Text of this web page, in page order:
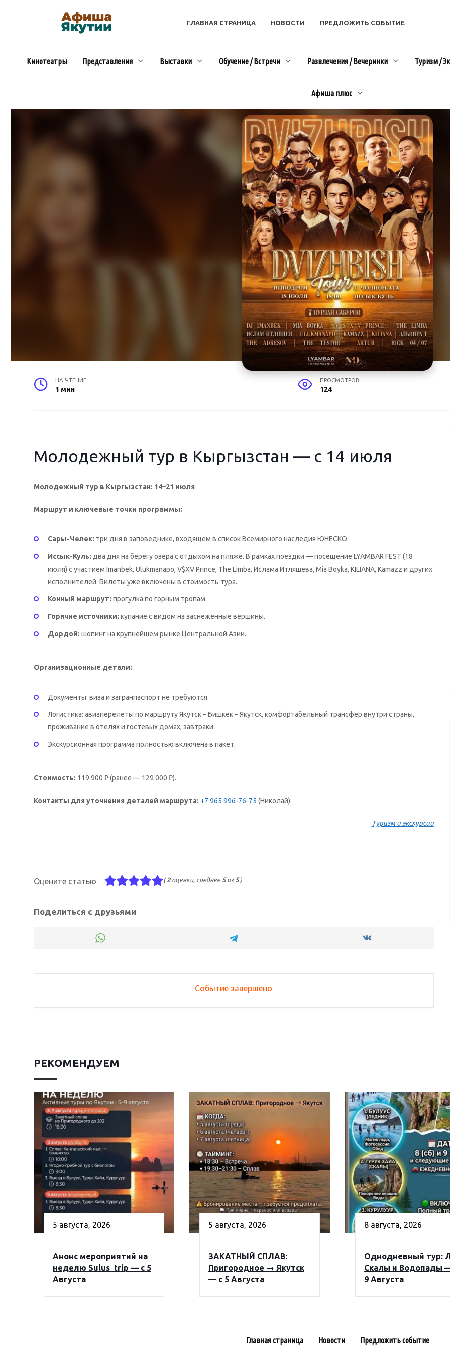
ГЛАВНАЯ СТРАНИЦА НОВОСТИ ПРЕДЛОЖИТЬ СОБЫТИЕ
Кинотеатры Представления Выставки Обучение / Встречи Развлечения / Вечеринки Туризм /
Афиша плюс
НА ЧТЕНИЕ
1 мин
ПРОСМОТРОВ
124
Молодежный тур в Кыргызстан — с 14 июля
Молодежный тур в Кыргызстан: 14–21 июля
Маршрут и ключевые точки программы:
Сары-Челек: три дня в заповеднике, входящем в список Всемирного наследия ЮНЕСКО.
Иссык-Куль: два дня на берегу озера с отдыхом на пляже. В рамках поездки — посещение LYAMBAR FEST (18
июля) с участием Imanbek, Ulukmanapo, V$XV Prince, The Limba, Ислама Итляшева, Mia Boyka, KILIANA, Kamazz и других
исполнителей. Билеты уже включены в стоимость тура.
Конный маршрут: прогулка по горным тропам.
Горячие источники: купание с видом на заснеженные вершины.
Дордой: шопинг на крупнейшем рынке Центральной Азии.
Организационные детали:
Документы: виза и загранпаспорт не требуются.
Логистика: авиаперелеты по маршруту Якутск – Бишкек – Якутск, комфортабельный трансфер внутри страны,
проживание в отелях и гостевых домах, завтраки.
Экскурсионная программа полностью включена в пакет.
Стоимость: 119 900 ₽ (ранее — 129 000 ₽).
Контакты для уточнения деталей маршрута: +7 965 996-76-75 (Николай).
Туризм и экскурсии
Оцените статью (2оценки, среднее 5из 5)
Поделиться с друзьями
Событие завершено
РЕКОМЕНДУЕМ
5 августа, 2026
Анонс мероприятий на
неделю Sulus_trip — с 5
Августа
5 августа, 2026
ЗАКАТНЫЙ СПЛАВ:
Пригородное → Якутск
— с 5 Августа
8 августа, 2026
Однодневный тур:
Скалы и Водопады
9 Августа
Главная страница Новости Предложить событие